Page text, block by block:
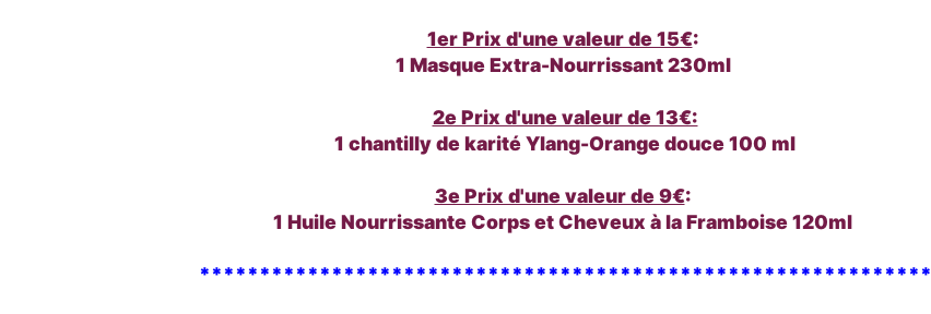
1er Prix d'une valeur de 15€:
1 Masque Extra-Nourrissant 230ml
2e Prix d'une valeur de 13€:
1 chantilly de karité Ylang-Orange douce 100 ml
3e Prix d'une valeur de 9€:
1 Huile Nourrissante Corps et Cheveux à la Framboise 120ml
*************************************************************